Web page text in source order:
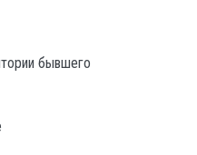
бывшего